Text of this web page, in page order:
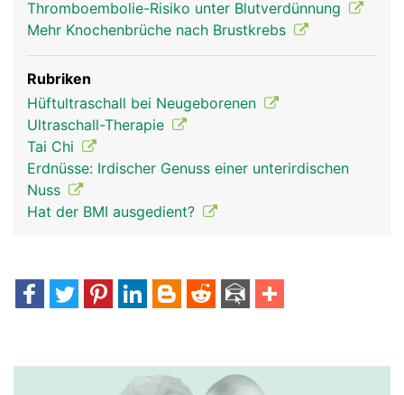
Thromboembolie-Risiko unter Blutverdünnung
Mehr Knochenbrüche nach Brustkrebs
Rubriken
Hüftultraschall bei Neugeborenen
Ultraschall-Therapie
Tai Chi
Erdnüsse: Irdischer Genuss einer unterirdischen
Nuss
Hat der BMI ausgedient?